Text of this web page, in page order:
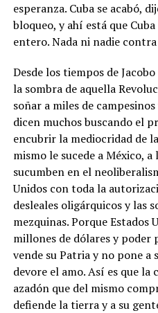
esperanza. Cuba se acabó,
bloqueo, y ahí está que
entero. Nada ni nadie
Desde los tiempos de
la sombra de aquella
soñar a miles de
dicen muchos buscando el
encubrir la mediocridad de
mismo le sucede a México,
sucumben en el
Unidos con toda la
desleales oligárquicos y las
mezquinas. Porque Estados
millones de dólares y poder
vende su Patria y no pone a
devore el amo. Así es que la
azadón que del mismo
defiende la tierra y a su